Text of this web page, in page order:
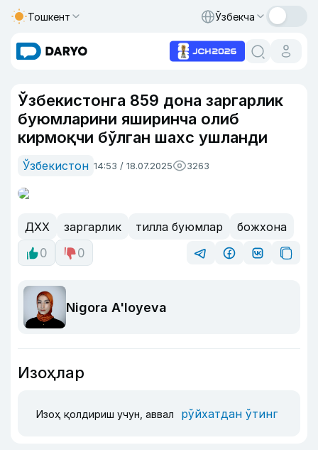
Тошкент Ўзбекча
Ўзбекистонга 859 дона заргарлик
буюмларини яширинча олиб
кирмоқчи бўлган шахс ушланди
Ўзбекистон 14:53 / 18.07.2025 3263
ДХХ заргарлик тилла буюмлар
божхона
0
0
Nigora A'loyeva
Изоҳлар
Изоҳ қолдириш учун, аввал рўйхатдан ўтинг